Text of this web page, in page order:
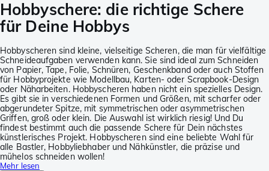
Hobbyschere: die richtige Schere
für Deine Hobbys
Hobbyscheren sind kleine, vielseitige Scheren, die man für vielfältige
Schneideaufgaben verwenden kann. Sie sind ideal zum Schneiden
von Papier, Tape, Folie, Schnüren, Geschenkband oder auch Stoffen
für Hobbyprojekte wie Modellbau, Karten- oder Scrapbook-Design
oder Näharbeiten. Hobbyscheren haben nicht ein spezielles Design.
Es gibt sie in verschiedenen Formen und Größen, mit scharfer oder
abgerundeter Spitze, mit symmetrischen oder asymmetrischen
Griffen, groß oder klein. Die Auswahl ist wirklich riesig! Und Du
findest bestimmt auch die passende Schere für Dein nächstes
künstlerisches Projekt. Hobbyscheren sind eine beliebte Wahl für
alle Bastler, Hobbyliebhaber und Nähkünstler, die präzise und
mühelos schneiden wollen!
Mehr lesen